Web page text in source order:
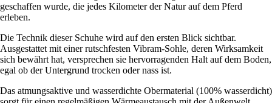
geschaffen wurde, die jedes Kilometer der Natur auf dem Pferd
erleben.
Die Technik dieser Schuhe wird auf den ersten Blick sichtbar.
Ausgestattet mit einer rutschfesten Vibram-Sohle, deren Wirksamkeit
sich bewährt hat, versprechen sie hervorragenden Halt auf dem Boden,
egal ob der Untergrund trocken oder nass ist.
Das atmungsaktive und wasserdichte Obermaterial (100% wasserdicht)